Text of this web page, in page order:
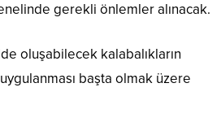
gerekli önlemler alınacak.
oluşabilecek kalabalıkların
başta olmak üzere